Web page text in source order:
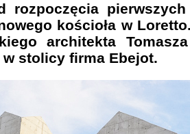
rozpoczęcia
kościoła w
architekta
stolicy firma Ebejot.